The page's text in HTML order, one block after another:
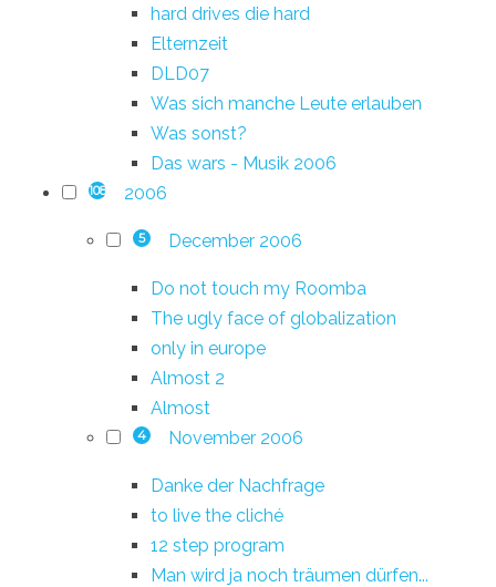
hard drives die hard
Elternzeit
DLD07
Was sich manche Leute erlauben
Was sonst?
Das wars - Musik 2006
108 2006
5 December 2006
Do not touch my Roomba
The ugly face of globalization
only in europe
Almost 2
Almost
4 November 2006
Danke der Nachfrage
to live the cliché
12 step program
Man wird ja noch träumen dürfen...